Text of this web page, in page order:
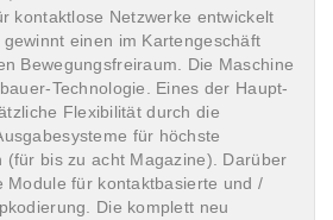
kontaktlose Netzwerke entwickelt
einen im Kartengeschäft
Bewegungsfreiraum. Die Maschine
Technologie. Eines der Haupt-
Flexibilität durch die
für höchste
(für bis zu acht Magazine). Darüber
Module für kontaktbasierte und /
Die komplett neu